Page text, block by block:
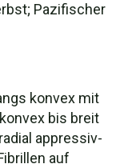
Pazifischer
konvex mit
bis breit
appressiv-
auf